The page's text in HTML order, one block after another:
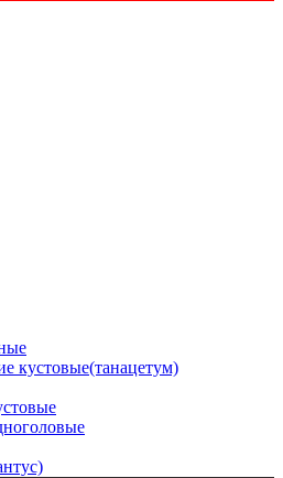
кустовые(танацетум)